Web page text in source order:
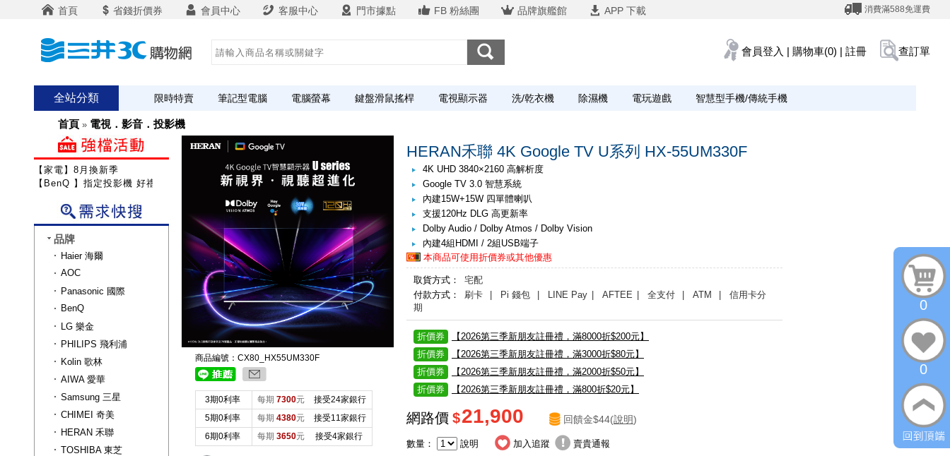
首頁 省錢折價券 會員中心 客服中心 門市據點 FB 粉絲團 品牌旗艦館 APP 下載 消費滿588免運費
會員登入 | 購物車(0) | 註冊 查訂單
全站分類 限時特賣 筆記型電腦 電腦螢幕 鍵盤滑鼠搖桿 電視顯示器 洗/乾衣機 除濕機 電玩遊戲 智慧型手機/傳統手機
首頁 » 電視．影音．投影機
商品編號：CX80_HX55UM330F
3期0利率 每期 7300元
接受24家銀行
5期0利率
每期 4380元
接受11家銀行
6期0利率
每期 3650元 接受4家銀行
HERAN禾聯 4K Google TV U系列 HX-55UM330F
4K UHD 3840×2160 高解析度
Google TV 3.0 智慧系統
內建15W+15W 四單體喇叭
支援120Hz DLG 高更新率
Dolby Audio / Dolby Atmos / Dolby Vision
內建4組HDMI / 2組USB端子
本商品可使用折價券或其他優惠
取貨方式：
宅配
付款方式：
刷卡 | Pi 錢包 | LINE Pay | AFTEE | 全支付 | ATM
| 信用卡分
期
折價券
【2026第三季新朋友註冊禮，滿8000折$200元】
折價券
【2026第三季新朋友註冊禮，滿3000折$80元】
折價券
【2026第三季新朋友註冊禮，滿2000折$50元】
折價券
【2026第三季新朋友註冊禮，滿800折$20元】
網路價 $21,900 回饋金$44(說明)
數量： 說明 加入追蹤 賣貴通報
【家電】8月換新季
【BenQ 】指定投影機 好禮雙重送
品牌
Haier 海爾
AOC
Panasonic 國際
BenQ
LG 樂金
PHILIPS 飛利浦
Kolin 歌林
AIWA 愛華
Samsung 三星
CHIMEI 奇美
HERAN 禾聯
TOSHIBA 東芝
0
0